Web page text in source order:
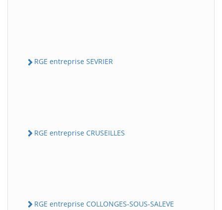
RGE entreprise SEVRIER
RGE entreprise CRUSEILLES
RGE entreprise COLLONGES-SOUS-SALEVE